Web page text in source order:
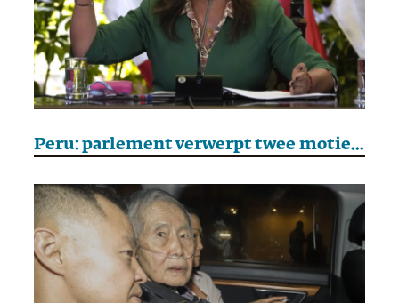
Peru: parlement verwerpt twee moties van wantrouwen tegen president Boluarte